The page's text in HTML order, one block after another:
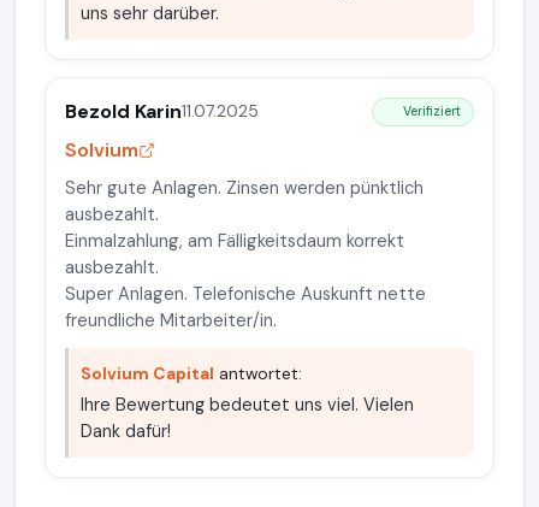
uns sehr darüber.
Bezold Karin11.07.2025 Verifiziert
Solvium
Sehr gute Anlagen. Zinsen werden pünktlich
ausbezahlt.
Einmalzahlung, am Fälligkeitsdaum korrekt
ausbezahlt.
Super Anlagen. Telefonische Auskunft nette
freundliche Mitarbeiter/in.
Solvium Capital antwortet:
Ihre Bewertung bedeutet uns viel. Vielen
Dank dafür!